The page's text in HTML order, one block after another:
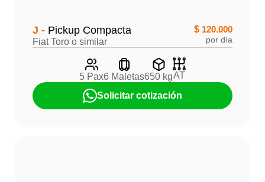
J - Pickup Compacta
Fiat Toro o similar
$ 120.000
por día
5 Pax6 Maletas650 kgAT
Solicitar cotización